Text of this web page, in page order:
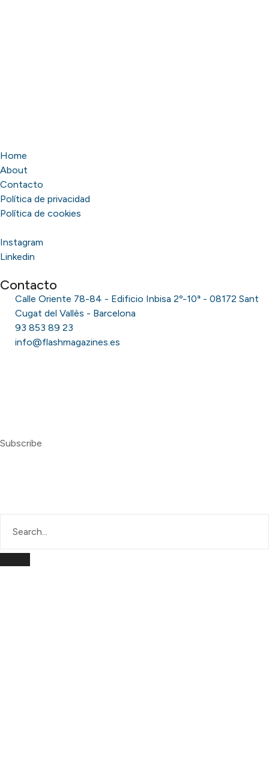
Home
About
Contacto
Política de privacidad
Política de cookies
Instagram
Linkedin
Contacto
Calle Oriente 78-84 - Edificio Inbisa 2º-10ª - 08172 Sant
Cugat del Vallès - Barcelona
93 853 89 23
info@flashmagazines.es
Subscribe